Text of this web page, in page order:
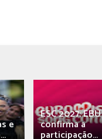
e
ESC 2027: EBU
confirma a
participação...